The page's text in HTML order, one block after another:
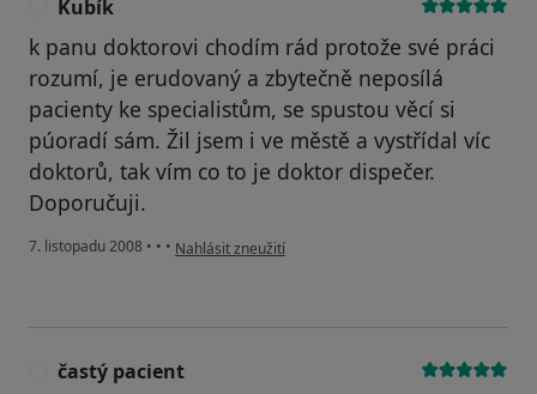
Kubík
k panu doktorovi chodím rád protože své práci
rozumí, je erudovaný a zbytečně neposílá
pacienty ke specialistům, se spustou věcí si
púoradí sám. Žil jsem i ve městě a vystřídal víc
doktorů, tak vím co to je doktor dispečer.
Doporučuji.
7. listopadu 2008 • • • podle názoru uživatele Kubík
Nahlásit zneužití
častý pacient